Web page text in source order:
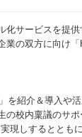
サービスを提
の双方に向け
紹介＆導入や活
校内稟議のサポ
現しするととも